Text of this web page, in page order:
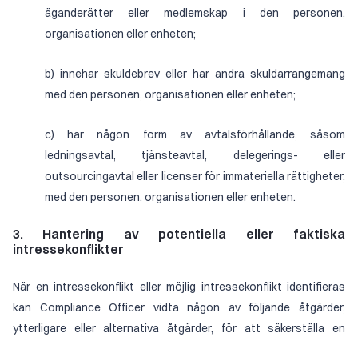
äganderätter eller medlemskap i den personen,
organisationen eller enheten;
b) innehar skuldebrev eller har andra skuldarrangemang
med den personen, organisationen eller enheten;
c) har någon form av avtalsförhållande, såsom
ledningsavtal, tjänsteavtal, delegerings- eller
outsourcingavtal eller licenser för immateriella rättigheter,
med den personen, organisationen eller enheten.
3. Hantering av potentiella eller faktiska
intressekonflikter
När en intressekonflikt eller möjlig intressekonflikt identifieras
kan Compliance Officer vidta någon av följande åtgärder,
ytterligare eller alternativa åtgärder, för att säkerställa en